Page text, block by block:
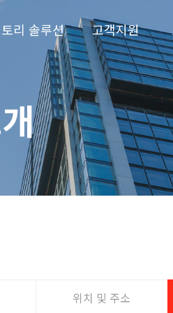
리 솔루션 고객지원
위치 및 주소